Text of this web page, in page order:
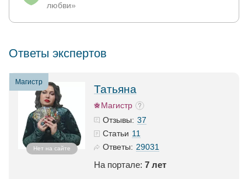
любви»
Ответы экспертов
Магистр
Нет на сайте
Татьяна
Магистр
Отзывы: 37
Статьи 11
Ответы: 29031
На портале: 7 лет